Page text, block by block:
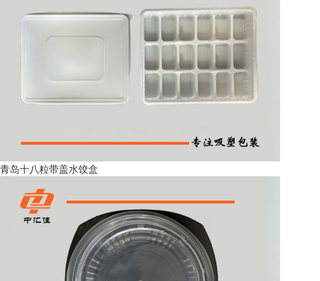
青岛十八粒带盖水饺盒